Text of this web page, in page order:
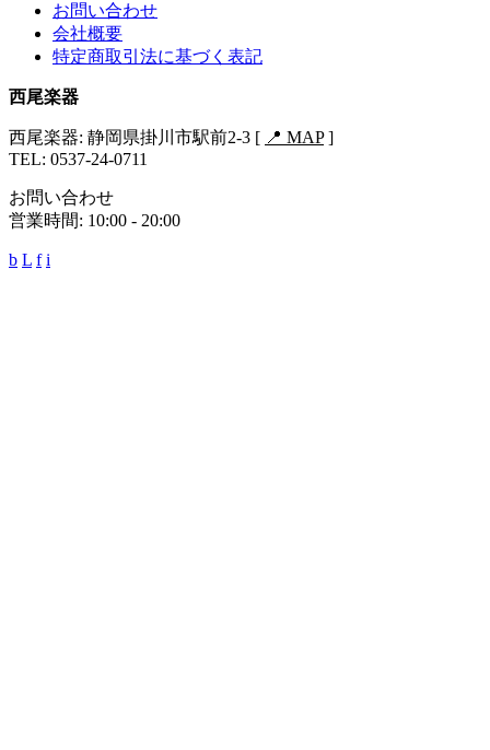
お問い合わせ
会社概要
特定商取引法に基づく表記
西尾楽器
西尾楽器: 静岡県掛川市駅前2-3 [ 📍 MAP]
TEL: 0537-24-0711
お問い合わせ
営業時間: 10:00 - 20:00
b L f i